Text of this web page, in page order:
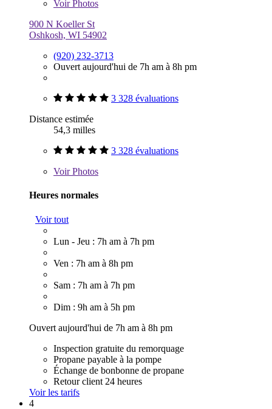
VoirPhotos
900 N Koeller St
Oshkosh, WI 54902
(920) 232-3713
Ouvert aujourd'hui de 7h am à 8h pm
3 328 évaluations
Distance estimée
54,3 milles
3 328 évaluations
VoirPhotos
Heures normales
Voir tout
Lun - Jeu : 7h am à 7h pm
Ven : 7h am à 8h pm
Sam : 7h am à 7h pm
Dim : 9h am à 5h pm
Ouvert aujourd'hui de 7h am à 8h pm
Inspection gratuite du remorquage
Propane payable à la pompe
Échange de bonbonne de propane
Retour client 24 heures
Voir les tarifs
4